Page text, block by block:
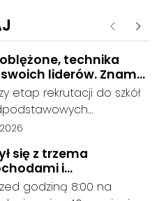
i
Poprzednie
technika
liderów. Znamy
wyniki rekrutacji do
powiecie
etap rekrutacji do szkół
przez Powiat
preferencje
absolwentów szkół
Dane dotyczą
artykułu:
się z trzema
i
jazdę. Seria
Drodze Krajowej nr
godziną 8:00 na